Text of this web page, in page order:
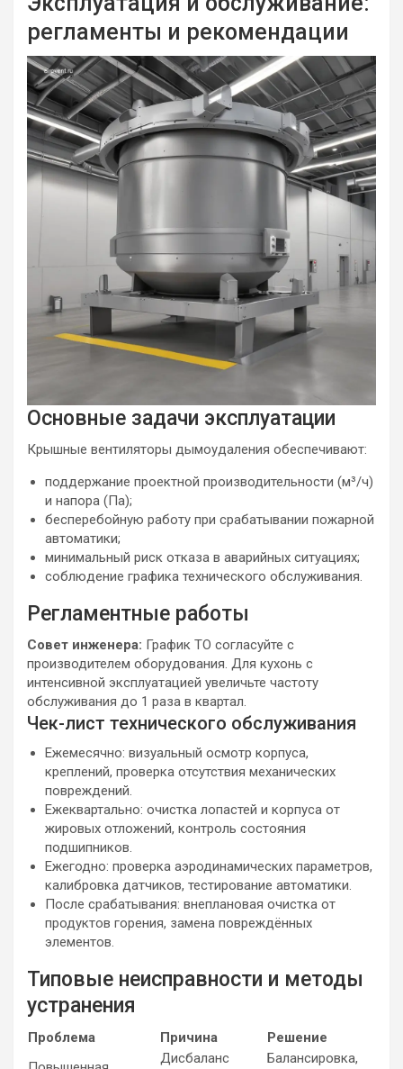
регламенты и рекомендации
Основные задачи эксплуатации
Крышные вентиляторы дымоудаления обеспечивают:
поддержание проектной производительности (м³/ч)
и напора (Па);
бесперебойную работу при срабатывании пожарной
автоматики;
минимальный риск отказа в аварийных ситуациях;
соблюдение графика технического обслуживания.
Регламентные работы
Совет инженера: График ТО согласуйте с
производителем оборудования. Для кухонь с
интенсивной эксплуатацией увеличьте частоту
обслуживания до 1 раза в квартал.
Чек-лист технического обслуживания
Ежемесячно: визуальный осмотр корпуса,
креплений, проверка отсутствия механических
повреждений.
Ежеквартально: очистка лопастей и корпуса от
жировых отложений, контроль состояния
подшипников.
Ежегодно: проверка аэродинамических параметров,
калибровка датчиков, тестирование автоматики.
После срабатывания: внеплановая очистка от
продуктов горения, замена повреждённых
элементов.
Типовые неисправности и методы
устранения
Проблема Причина
Решение
Дисбаланс
Балансировка,